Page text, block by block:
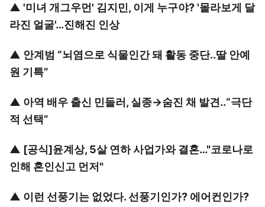
▲ '미녀 개그우먼' 김지민, 이게 누구야? '몰라보게 달
라진 얼굴'…진해진 인상
▲ 안계범 “뇌염으로 식물인간 돼 활동 중단..딸 안예
원 기특”
▲ 아역 배우 출신 민들러, 실종→숨진 채 발견..“극단
적 선택”
▲ [공식]윤계상, 5살 연하 사업가와 결혼…"코로나로
인해 혼인신고 먼저"
▲ 이런 선풍기는 없었다. 선풍기인가? 에어컨인가?